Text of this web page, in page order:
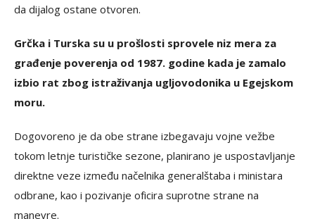
da dijalog ostane otvoren.
Grčka i Turska su u prošlosti sprovele niz mera za
građenje poverenja od 1987. godine kada je zamalo
izbio rat zbog istraživanja ugljovodonika u Egejskom
moru.
Dogovoreno je da obe strane izbegavaju vojne vežbe
tokom letnje turističke sezone, planirano je uspostavljanje
direktne veze između načelnika generalštaba i ministara
odbrane, kao i pozivanje oficira suprotne strane na
manevre.